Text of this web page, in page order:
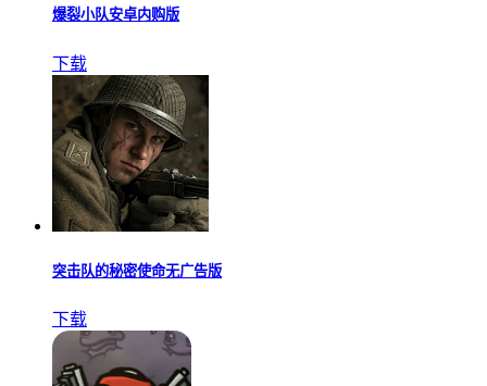
爆裂小队安卓内购版
下载
突击队的秘密使命无广告版
下载